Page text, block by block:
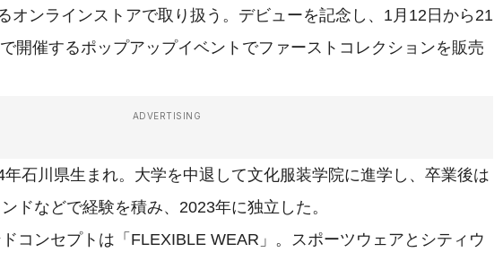
オンラインストアで取り扱う。デビューを記念し、1月12日から21
開催するポップアップイベントでファーストコレクションを販売
ADVERTISING
石川県生まれ。大学を中退して文化服装学院に進学し、卒業後は
ドなどで経験を積み、2023年に独立した。
コンセプトは「FLEXIBLE WEAR」。スポーツウェアとシティウ